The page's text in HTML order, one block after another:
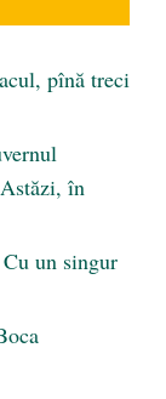
pînă treci
în
un singur